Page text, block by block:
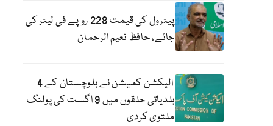
پیٹرول کی قیمت 228 روپے فی لیٹر کی
جائے، حافظ نعیم الرحمان
الیکشن کمیشن نے بلوچستان کے 4
بلدیاتی حلقوں میں 9 اگست کی پولنگ
ملتوی کردی